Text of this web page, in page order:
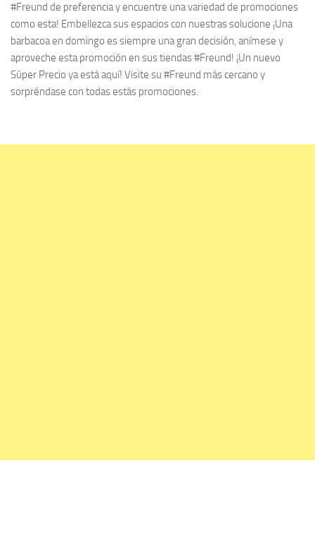
#Freund de preferencia y encuentre una variedad de promociones
como esta! Embellezca sus espacios con nuestras solucione ¡Una
barbacoa en domingo es siempre una gran decisión, anímese y
aproveche esta promoción en sus tiendas #Freund! ¡Un nuevo
Súper Precio ya está aquí! Visite su #Freund más cercano y
sorpréndase con todas estás promociones.